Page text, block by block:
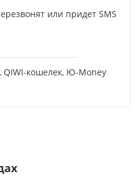
или придет SMS
QIWI-кошелек, Ю-Money